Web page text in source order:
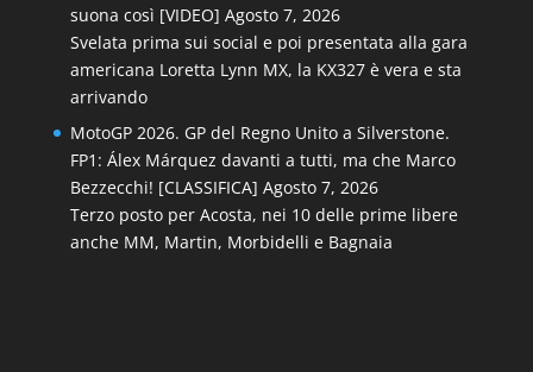
suona così [VIDEO] Agosto 7, 2026
Svelata prima sui social e poi presentata alla gara
americana Loretta Lynn MX, la KX327 è vera e sta
arrivando
MotoGP 2026. GP del Regno Unito a Silverstone.
FP1: Álex Márquez davanti a tutti, ma che Marco
Bezzecchi! [CLASSIFICA] Agosto 7, 2026
Terzo posto per Acosta, nei 10 delle prime libere
anche MM, Martin, Morbidelli e Bagnaia